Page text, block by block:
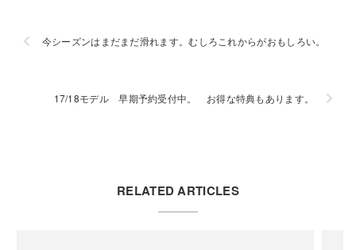
今シーズンはまだまだ滑れます。むしろこれからがおもしろい。
17/18モデル 早期予約受付中。 お得な特典もあります。
RELATED ARTICLES